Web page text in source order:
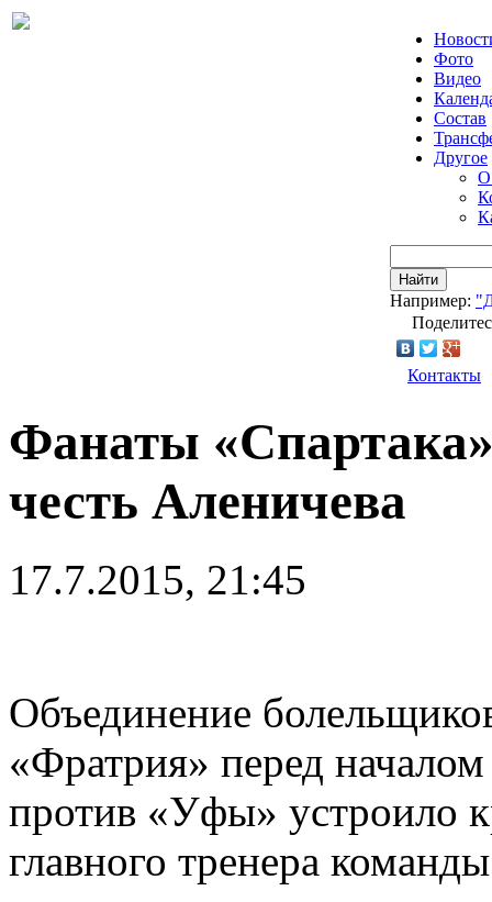
Фото
Видео
Состав
Другое
О
Найти
Например:
Контакты
Фанаты
честь Аленичева
17.7.2015, 21:45
Объединение
«Фратрия» перед
против «Уфы» устроило
главного тренера